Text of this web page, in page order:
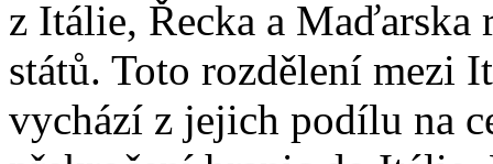
z Itálie, Řecka a
států. Toto rozdělení mezi
vychází z jejich podílu na